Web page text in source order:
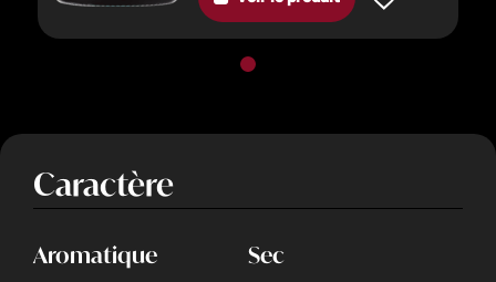
Caractère
Aromatique Sec